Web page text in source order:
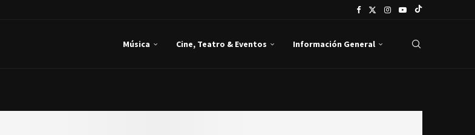
Música Cine, Teatro & Eventos Información General